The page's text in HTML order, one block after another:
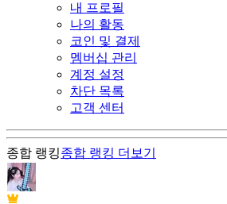
내 프로필
나의 활동
코인 및 결제
멤버십 관리
계정 설정
차단 목록
고객 센터
종합 랭킹종합 랭킹 더보기